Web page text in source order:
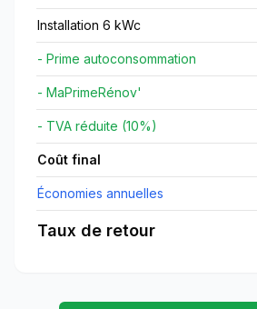
Installation 6 kWc
- Prime autoconsommation
- MaPrimeRénov'
- TVA réduite (10%)
Coût final
Économies annuelles
Taux de retour